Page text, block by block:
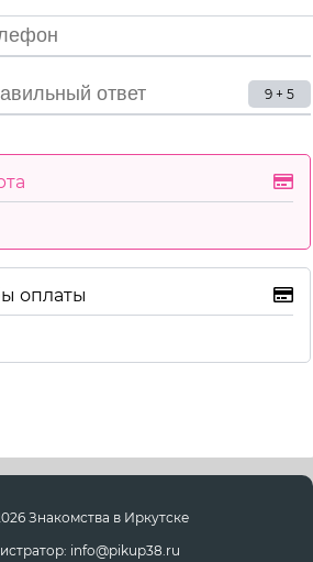
9 + 5
оплаты
Знакомства в Иркутске
info@pikup38.ru